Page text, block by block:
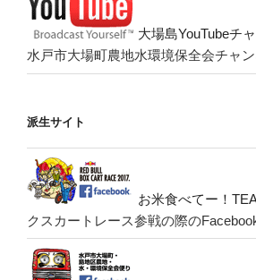
大場島YouTubeチ
水戸市大場町農地水環境保全会チャ
派生サイト
お米食べてー！
クスカートレース参戦の際の